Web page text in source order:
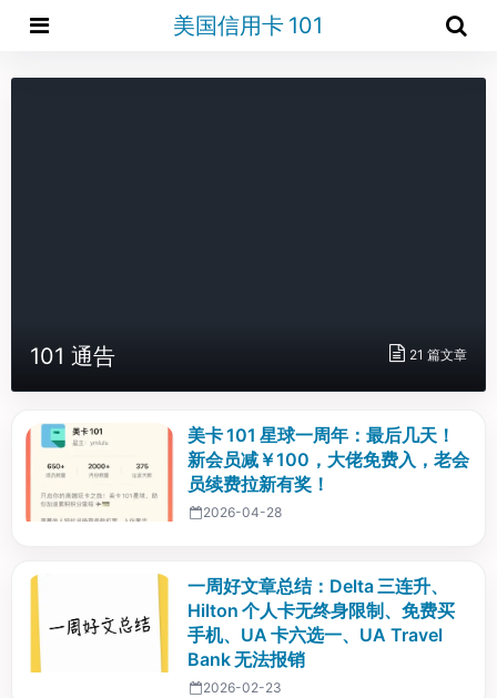
美国信用卡 101
101 通告 21 篇文章
美卡 101 星球一周年：最后几天！
新会员减￥100，大佬免费入，老会
员续费拉新有奖！
2026-04-28
一周好文章总结：Delta 三连升、
Hilton 个人卡无终身限制、免费买
手机、UA 卡六选一、UA Travel
Bank 无法报销
2026-02-23